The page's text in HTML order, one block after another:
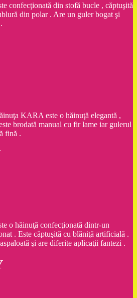
confecţionată din stofă bucle , căptuşită
din polar . Are un guler bogat şi
KARA este o hăinuţă elegantă ,
brodată manual cu fir lame iar gulerul
fină .
o hăinuţă confecţionată dintr-un
. Este căptuşită cu blăniţă artificială .
şi are diferite aplicaţii fantezi .